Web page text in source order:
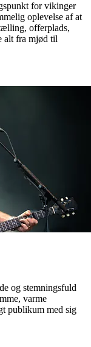
for vikinger
oplevelse af at
offerplads,
alt fra mjød til
og stemningsfuld
varme
publikum med sig